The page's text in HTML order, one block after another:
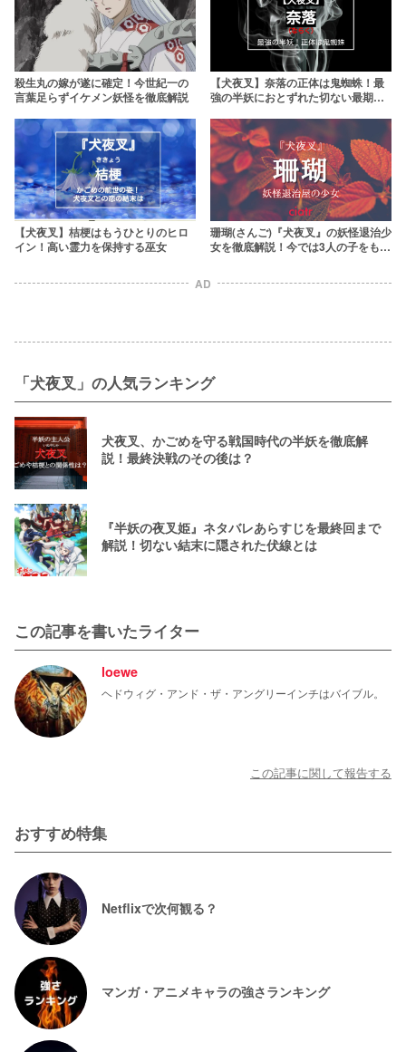
殺生丸の嫁が遂に確定！今世紀一の
言葉足らずイケメン妖怪を徹底解説
【犬夜叉】奈落の正体は鬼蜘蛛！最
強の半妖におとずれた切ない最期と
【犬夜叉】桔梗はもうひとりのヒロ
イン！高い霊力を保持する巫女
珊瑚(さんご)『犬夜叉』の妖怪退治少
女を徹底解説！今では3人の子をもつ
AD
「犬夜叉」の人気ランキング
犬夜叉、かごめを守る戦国時代の半妖を徹底解
説！最終決戦のその後は？
『半妖の夜叉姫』ネタバレあらすじを最終回まで
解説！切ない結末に隠された伏線とは
この記事を書いたライター
loewe
ヘドウィグ・アンド・ザ・アングリーインチはバイブル。
この記事に関して報告する
おすすめ特集
Netflixで次何観る？
マンガ・アニメキャラの強さランキング